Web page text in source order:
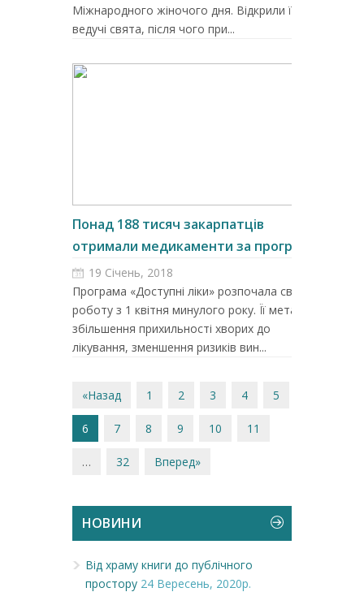
Міжнародного жіночого дня. Відкрили її
ведучі свята, після чого при...
Понад 188 тисяч закарпатців
отримали медикаменти за програм...
19 Січень, 2018
Програма «Доступні ліки» розпочала свою
роботу з 1 квітня минулого року. Її мета –
збільшення прихильності хворих до
лікування, зменшення ризиків вин...
«Назад 1 2 3 4 5
6 7 8 9 10 11
… 32 Вперед»
НОВИНИ
Від храму книги до публічного
простору 24 Вересень, 2020р.